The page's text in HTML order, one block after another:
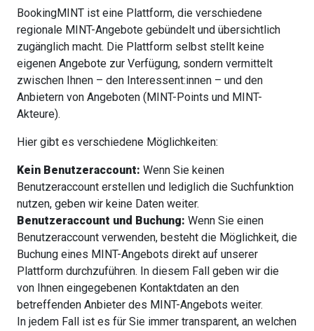
BookingMINT ist eine Plattform, die verschiedene
regionale MINT-Angebote gebündelt und übersichtlich
zugänglich macht. Die Plattform selbst stellt keine
eigenen Angebote zur Verfügung, sondern vermittelt
zwischen Ihnen – den Interessent:innen – und den
Anbietern von Angeboten (MINT-Points und MINT-
Akteure).
Hier gibt es verschiedene Möglichkeiten:
Kein Benutzeraccount: Wenn Sie keinen
Benutzeraccount erstellen und lediglich die Suchfunktion
nutzen, geben wir keine Daten weiter.
Benutzeraccount und Buchung: Wenn Sie einen
Benutzeraccount verwenden, besteht die Möglichkeit, die
Buchung eines MINT-Angebots direkt auf unserer
Plattform durchzuführen. In diesem Fall geben wir die
von Ihnen eingegebenen Kontaktdaten an den
betreffenden Anbieter des MINT-Angebots weiter.
In jedem Fall ist es für Sie immer transparent, an welchen